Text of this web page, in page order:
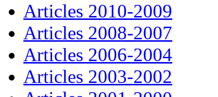
Articles 2010-2009
Articles 2008-2007
Articles 2006-2004
Articles 2003-2002